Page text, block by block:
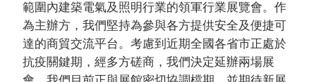
範圍內建築電氣及照明行業的領軍行業展覽會。作
為主辦方，我們堅持為參與各方提供安全及便捷可
達的商貿交流平台。考慮到近期全國各省市正處於
抗疫關鍵期，經多方磋商，我們決定延辦兩場展